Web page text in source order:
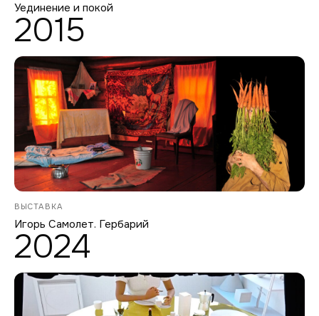
Уединение и покой
2015
ВЫСТАВКА
Игорь Самолет. Гербарий
2024